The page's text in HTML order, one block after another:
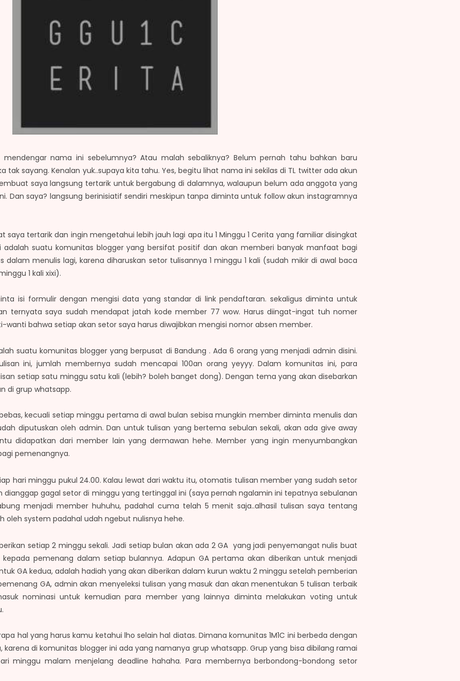
mendengar nama ini sebelumnya? Atau malah sebaliknya? Belum pernah tahu bahkan baru
tak sayang. Kenalan yuk..supaya kita tahu. Yes, begitu lihat nama ini sekilas di TL twitter ada akun
saya langsung tertarik untuk bergabung di dalamnya, walaupun belum ada anggota yang
Dan saya? langsung berinisiatif sendiri meskipun tanpa diminta untuk follow akun instagramnya
tertarik dan ingin mengetahui lebih jauh lagi apa itu 1 Minggu 1 Cerita yang familiar disingkat
adalah suatu komunitas blogger yang bersifat positif dan akan memberi banyak manfaat bagi
menulis lagi, karena diharuskan setor tulisannya 1 minggu 1 kali (sudah mikir di awal baca
1 kali xixi).
isi formulir dengan mengisi data yang standar di link pendaftaran. sekaligus diminta untuk
ternyata saya sudah mendapat jatah kode member 77 wow. Harus diingat-ingat tuh nomer
bahwa setiap akan setor saya harus diwajibkan mengisi nomor absen member.
suatu komunitas blogger yang berpusat di Bandung . Ada 6 orang yang menjadi admin disini.
ini, jumlah membernya sudah mencapai 100an orang yeyyy. Dalam komunitas ini, para
setiap satu minggu satu kali (lebih? boleh banget dong). Dengan tema yang akan disebarkan
di grup whatsapp.
kecuali setiap minggu pertama di awal bulan sebisa mungkin member diminta menulis dan
diputuskan oleh admin. Dan untuk tulisan yang bertema sebulan sekali, akan ada give away
didapatkan dari member lain yang dermawan hehe. Member yang ingin menyumbangkan
pemenangnya.
hari minggu pukul 24.00. Kalau lewat dari waktu itu, otomatis tulisan member yang sudah setor
gagal setor di minggu yang tertinggal ini (saya pernah ngalamin ini tepatnya sebulanan
menjadi member huhuhu, padahal cuma telah 5 menit saja..alhasil tulisan saya tentang
oleh system padahal udah ngebut nulisnya hehe.
setiap 2 minggu sekali. Jadi setiap bulan akan ada 2 GA yang jadi penyemangat nulis buat
pemenang dalam setiap bulannya. Adapun GA pertama akan diberikan untuk menjadi
GA kedua, adalah hadiah yang akan diberikan dalam kurun waktu 2 minggu setelah pemberian
GA, admin akan menyeleksi tulisan yang masuk dan akan menentukan 5 tulisan terbaik
nominasi untuk kemudian para member yang lainnya diminta melakukan voting untuk
hal yang harus kamu ketahui lho selain hal diatas. Dimana komunitas 1M1C ini berbeda dengan
di komunitas blogger ini ada yang namanya grup whatsapp. Grup yang bisa dibilang ramai
minggu malam menjelang deadline hahaha. Para membernya berbondong-bondong setor